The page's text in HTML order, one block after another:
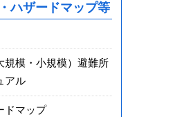
ハザードマップ等
規模・小規模）避難所
アル
ドマップ